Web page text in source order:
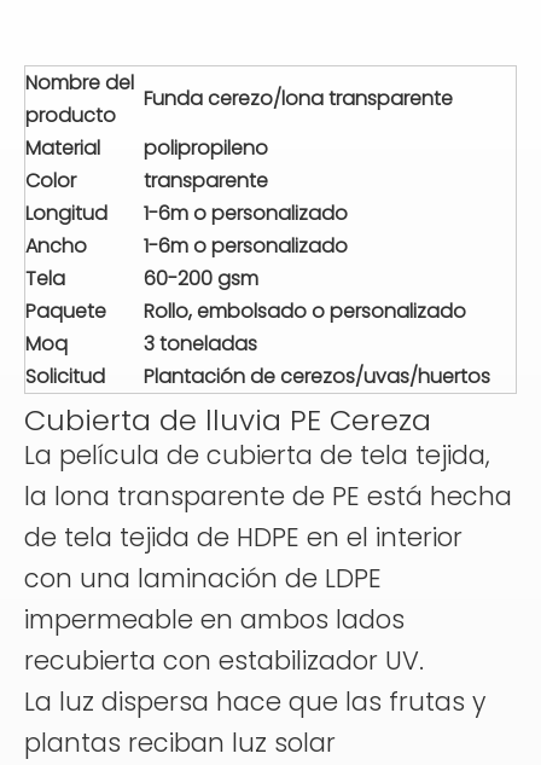
Nombre del
producto
Funda cerezo/lona transparente
Material
polipropileno
Color
transparente
Longitud
1-6m o personalizado
Ancho
1-6m o personalizado
Tela
60-200 gsm
Paquete
Rollo, embolsado o personalizado
Moq
3 toneladas
Solicitud
Plantación de cerezos/uvas/huertos
Cubierta de lluvia PE Cereza
La película de cubierta de tela tejida,
la lona transparente de PE está hecha
de tela tejida de HDPE en el interior
con una laminación de LDPE
impermeable en ambos lados
recubierta con estabilizador UV.
La luz dispersa hace que las frutas y
plantas reciban luz solar